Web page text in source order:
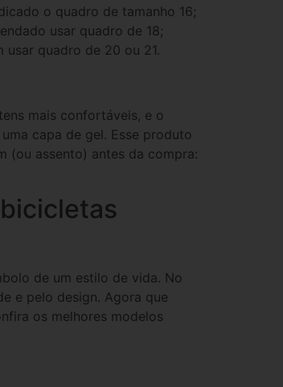
o quadro de tamanho 16;
usar quadro de 18;
quadro de 20 ou 21.
mais confortáveis, e o
capa de gel. Esse produto
(ou assento) antes da compra:
de um estilo de vida. No
e pelo design. Agora que
os melhores modelos